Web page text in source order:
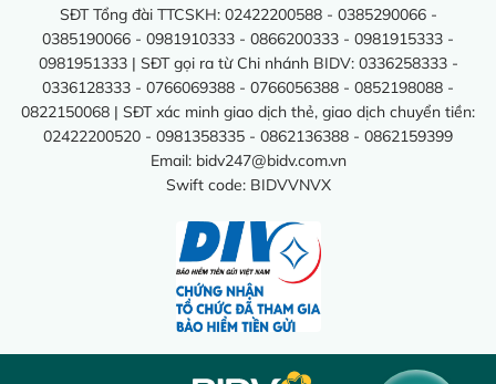
SĐT Tổng đài TTCSKH: 02422200588 - 0385290066 -
0385190066 - 0981910333 - 0866200333 - 0981915333 -
0981951333 | SĐT gọi ra từ Chi nhánh BIDV: 0336258333 -
0336128333 - 0766069388 - 0766056388 - 0852198088 -
0822150068 | SĐT xác minh giao dịch thẻ, giao dịch chuyển tiền:
02422200520 - 0981358335 - 0862136388 - 0862159399
Email: bidv247@bidv.com.vn
Swift code: BIDVVNVX